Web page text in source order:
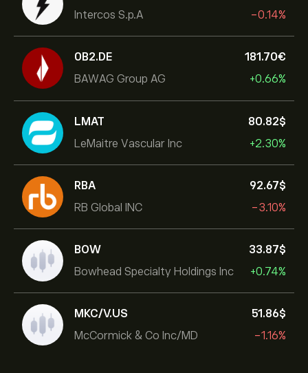
Intercos S.p.A
-0.14%
0B2.DE
BAWAG Group AG
181.70‎€‎
+0.66%
LMAT
LeMaitre Vascular Inc
80.82‎$‎
+2.30%
RBA
RB Global INC
92.67‎$‎
-3.10%
BOW
Bowhead Specialty Holdings Inc
33.87‎$‎
+0.74%
MKC/V.US
McCormick & Co Inc/MD
51.86‎$‎
-1.16%